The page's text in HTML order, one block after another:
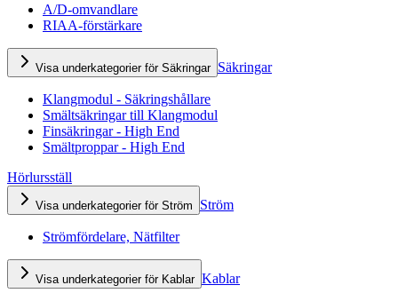
A/D-omvandlare
RIAA-förstärkare
Visa underkategorier för Säkringar Säkringar
Klangmodul - Säkringshållare
Smältsäkringar till Klangmodul
Finsäkringar - High End
Smältproppar - High End
Hörlursställ
Visa underkategorier för Ström Ström
Strömfördelare, Nätfilter
Visa underkategorier för Kablar Kablar